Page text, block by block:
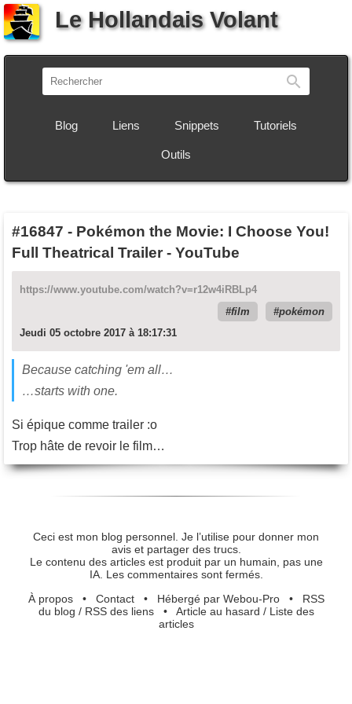
Le Hollandais Volant
Blog Liens Snippets Tutoriels
Outils
#16847 - Pokémon the Movie: I Choose You!
Full Theatrical Trailer - YouTube
https://www.youtube.com/watch?v=r12w4iRBLp4
film
pokémon
Jeudi 05 octobre 2017 à 18:17:31
Because catching 'em all…
…starts with one.
Si épique comme trailer :o
Trop hâte de revoir le film…
Ceci est mon blog personnel. Je l’utilise pour donner mon
avis et partager des trucs.
Le contenu des articles est produit par un humain, pas une
IA. Les commentaires sont fermés.
À propos• Contact• Hébergé par Webou-Pro• RSS
du blog / RSS des liens• Article au hasard / Liste des
articles